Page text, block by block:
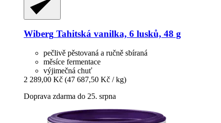
Wiberg Tahitská vanilka, 6 lusků, 48 g
pečlivě pěstovaná a ručně sbíraná
měsíce fermentace
výjimečná chuť
2 289,00 Kč (47 687,50 Kč / kg)
Doprava zdarma do 25. srpna